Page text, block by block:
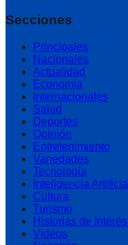
Secciones
Principales
Nacionales
Actualidad
Economía
Internacionales
Salud
Deportes
Opinión
Entretenimiento
Variedades
Tecnología
Inteligencia Artificial
Cultura
Turismo
Historias de Interés
Videos